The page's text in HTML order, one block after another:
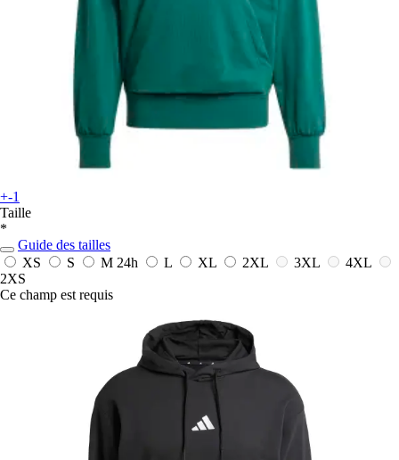
+-1
Taille
*
Guide des tailles
XS
S M 24h L XL 2XL 3XL
4XL
2XS
Ce champ est requis